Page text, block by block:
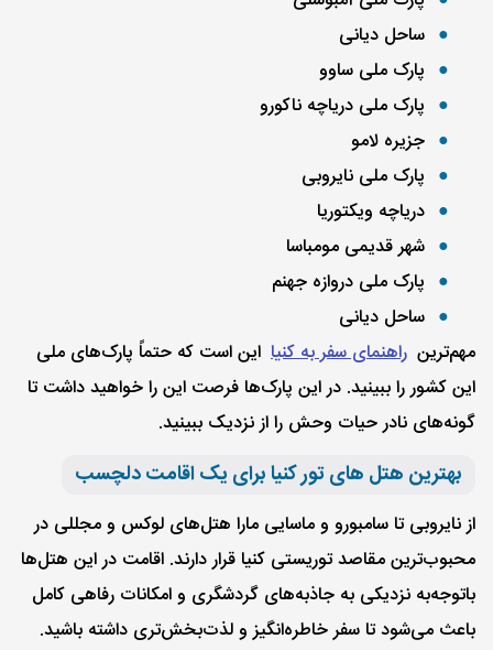
ساحل دیانی
پارک ملی ساوو
پارک ملی دریاچه ناکورو
جزیره لامو
پارک ملی نایروبی
دریاچه ویکتوریا
شهر قدیمی مومباسا
پارک ملی دروازه جهنم
ساحل دیانی
مهم‌ترین راهنمای سفر به کنیا این است که حتماً پارک‌های ملی
این کشور را ببینید. در این پارک‌ها فرصت این را خواهید داشت تا
گونه‌های نادر حیات وحش را از نزدیک ببینید.
بهترین هتل های تور کنیا برای یک اقامت دلچسب
از نایروبی تا سامبورو و ماسایی مارا هتل‌های لوکس و مجللی در
محبوب‌ترین مقاصد توریستی کنیا قرار دارند. اقامت در این هتل‌ها
با‌توجه‌به نزدیکی به جاذبه‌های گردشگری و امکانات رفاهی کامل
باعث می‌شود تا سفر خاطره‌انگیز و لذت‌بخش‌تری داشته باشید.